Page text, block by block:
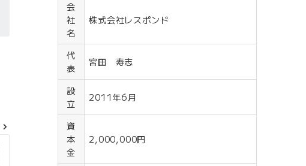
会
社
名
株式会社レスポンド
代
表
宮田 寿志
設
立
2011年6月
資
本
金
2,000,000円